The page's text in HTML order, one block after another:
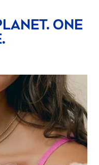
ONE
.